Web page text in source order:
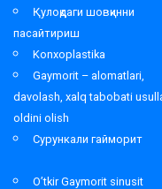
Қулоқдаги шовқинни
пасайтириш
Konxoplastika
Gaymorit – alomatlari,
davolash, xalq tabobati
oldini olish
Сурункали гайморит
O’tkir Gaymorit sinusit